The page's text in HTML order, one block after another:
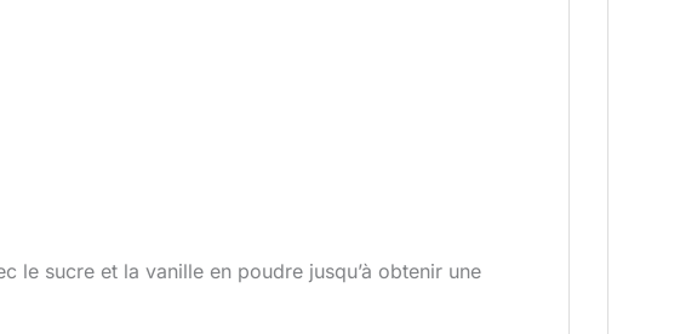
le sucre et la vanille en poudre jusqu’à obtenir une